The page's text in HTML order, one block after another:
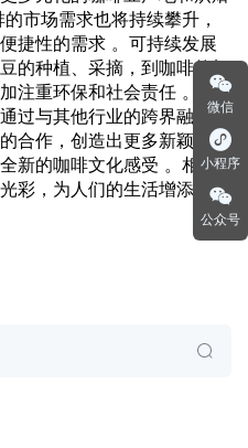
市场需求也将持续攀升，
捷性的需求 。可持续发展
的种植、采摘，到咖啡的加
注重环保和社会责任 。同
过与其他行业的跨界融合，
合作，创造出更多新颖的消
新的咖啡文化感受 。相信
彩，为人们的生活增添更多
微信
小程序
公众号